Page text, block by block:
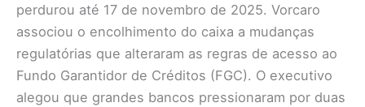
perdurou até 17 de novembro de 2025. Vorcaro
associou o encolhimento do caixa a mudanças
regulatórias que alteraram as regras de acesso ao
Fundo Garantidor de Créditos (FGC). O executivo
alegou que grandes bancos pressionaram por duas